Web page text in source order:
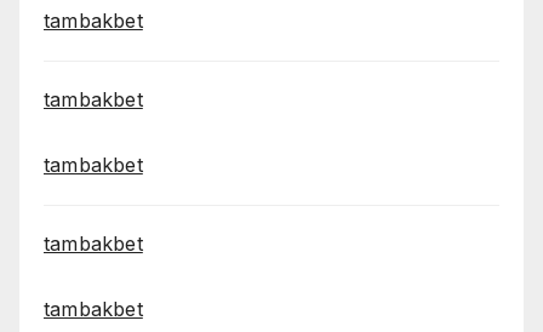
tambakbet
tambakbet
tambakbet
tambakbet
tambakbet